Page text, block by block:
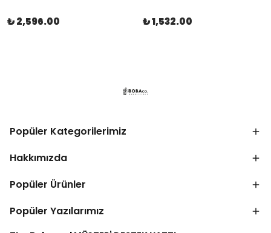
₺ 2,596.00 ₺ 1,532.00
Popüler Kategorilerimiz
Hakkımızda
Popüler Ürünler
Popüler Yazılarımız